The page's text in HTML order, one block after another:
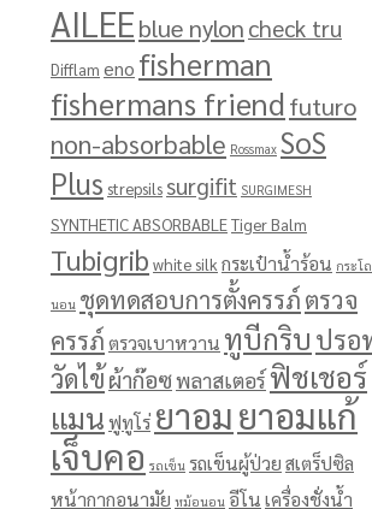
AILEEblue nylon check tru
Difflam eno fisherman
fishermans friend futuro
non-absorbable Rossmax SoS
Plus strepsils surgifit SURGIMESH
SYNTHETIC ABSORBABLETiger Balm
Tubigrib white silk กระเป๋าน้ำร้อน กระโ
นอน ชุดทดสอบการตั้งครรภ์ตรวจ
ครรภ์ตรวจเบาหวาน ทูบีกริบ ปรอ
วัดไข้ผ้าก๊อซพลาสเตอร์ฟิชเชอร์
แมนฟูทูโร่ ยาอมยาอมแก้
เจ็บคอ รถเข็น รถเข็นผู้ป่วยสเตร็ปซิล
หน้ากากอนามัย หม้อนอน อีโนเครื่องชั่งน้ำ